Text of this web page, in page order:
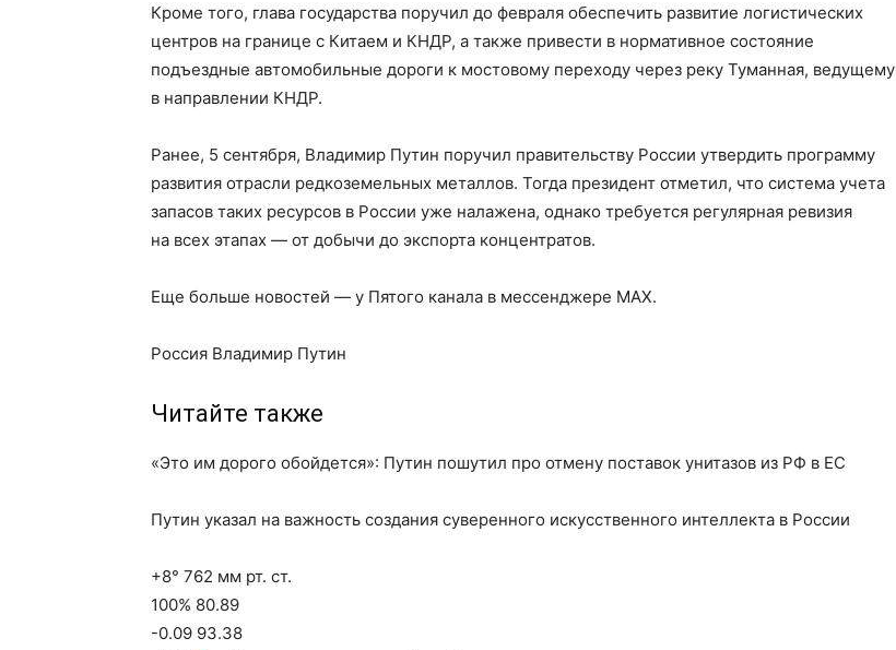
Кроме того, глава государства поручил до февраля обеспечить развитие логистических
центров на границе с Китаем и КНДР, а также привести в нормативное состояние
подъездные автомобильные дороги к мостовому переходу через реку Туманная, ведущему
в направлении КНДР.
Ранее, 5 сентября, Владимир Путин поручил правительству России утвердить программу
развития отрасли редкоземельных металлов. Тогда президент отметил, что система учета
запасов таких ресурсов в России уже налажена, однако требуется регулярная ревизия
на всех этапах — от добычи до экспорта концентратов.
Еще больше новостей — у Пятого канала в мессенджере MAX.
Россия Владимир Путин
Читайте также
«Это им дорого обойдется»: Путин пошутил про отмену поставок унитазов из РФ в ЕС
Путин указал на важность создания суверенного искусственного интеллекта в России
+8° 762 мм рт. ст.
100% 80.89
-0.09 93.38